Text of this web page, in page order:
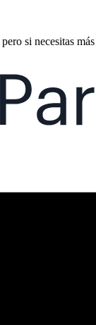
si necesitas